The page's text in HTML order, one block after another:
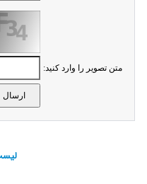
متن تصویر را وارد کنید: